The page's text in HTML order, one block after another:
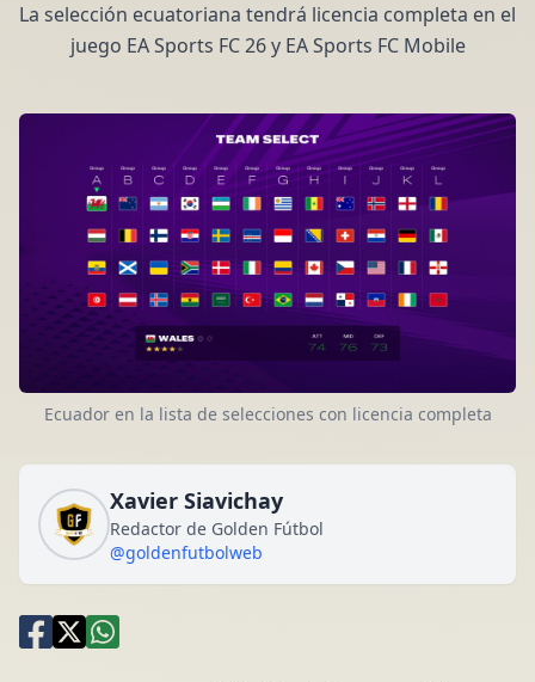
La selección ecuatoriana tendrá licencia completa en el
juego EA Sports FC 26 y EA Sports FC Mobile
Ecuador en la lista de selecciones con licencia completa
Xavier Siavichay
Redactor de Golden Fútbol
@goldenfutbolweb